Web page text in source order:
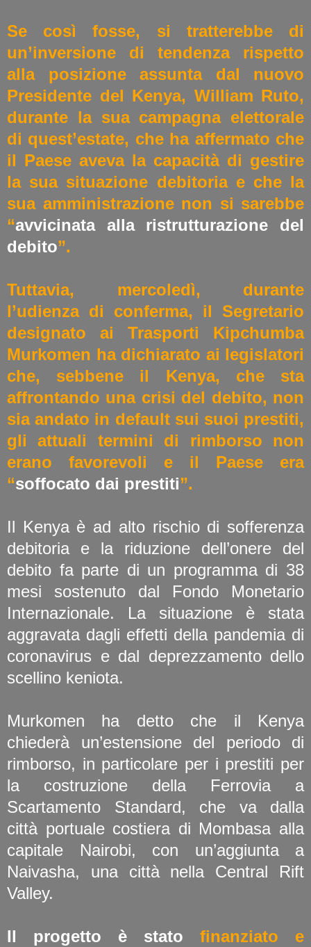
Se così fosse, si tratterebbe di
un’inversione di tendenza rispetto
alla posizione assunta dal nuovo
Presidente del Kenya, William Ruto,
durante la sua campagna elettorale
di quest’estate, che ha affermato che
il Paese aveva la capacità di gestire
la sua situazione debitoria e che la
sua amministrazione non si sarebbe
“avvicinata alla ristrutturazione del
debito”.
Tuttavia, mercoledì, durante
l’udienza di conferma, il Segretario
designato ai Trasporti Kipchumba
Murkomen ha dichiarato ai legislatori
che, sebbene il Kenya, che sta
affrontando una crisi del debito, non
sia andato in default sui suoi prestiti,
gli attuali termini di rimborso non
erano favorevoli e il Paese era
“soffocato dai prestiti”.
Il Kenya è ad alto rischio di sofferenza
debitoria e la riduzione dell’onere del
debito fa parte di un programma di 38
mesi sostenuto dal Fondo Monetario
Internazionale. La situazione è stata
aggravata dagli effetti della pandemia di
coronavirus e dal deprezzamento dello
scellino keniota.
Murkomen ha detto che il Kenya
chiederà un’estensione del periodo di
rimborso, in particolare per i prestiti per
la costruzione della Ferrovia a
Scartamento Standard, che va dalla
città portuale costiera di Mombasa alla
capitale Nairobi, con un’aggiunta a
Naivasha, una città nella Central Rift
Valley.
Il progetto è stato finanziato e